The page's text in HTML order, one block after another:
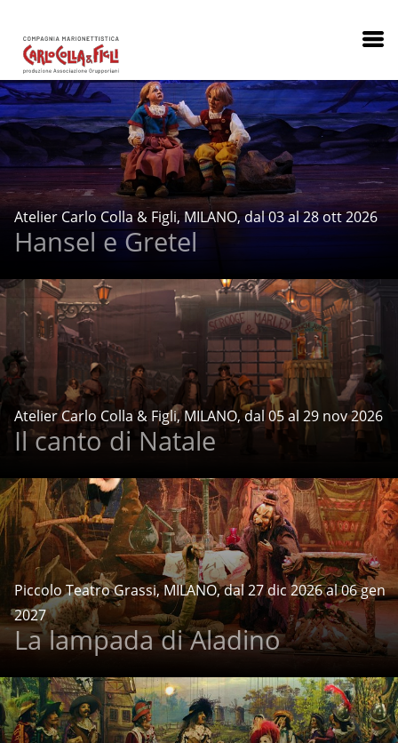
Atelier Carlo Colla & Figli, MILANO, dal 03 al 28 ott 2026
Hansel e Gretel
Atelier Carlo Colla & Figli, MILANO, dal 05 al 29 nov 2026
Il canto di Natale
Piccolo Teatro Grassi, MILANO, dal 27 dic 2026 al 06 gen
2027
La lampada di Aladino